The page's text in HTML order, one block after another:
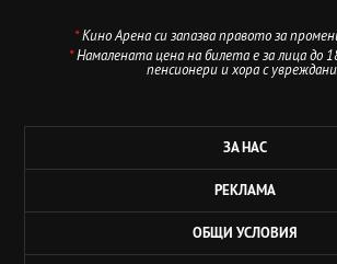
*Кино Арена си запазва правото за
*Намалената цена на билета е за лица до
пенсионери и хора с
ЗА НАС
РЕКЛАМА
ОБЩИ УСЛОВИЯ